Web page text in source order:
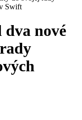
Swift
nové